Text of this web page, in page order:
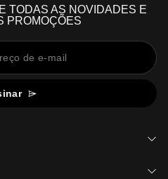
TODAS AS NOVIDADES E
PROMOÇÕES